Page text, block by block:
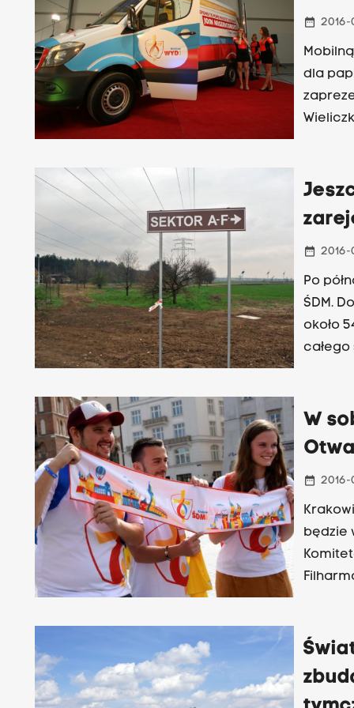
date_range 2016-
dla
date_range 2016-
Po
ŚDM.
około
całego
W
date_range
będzie